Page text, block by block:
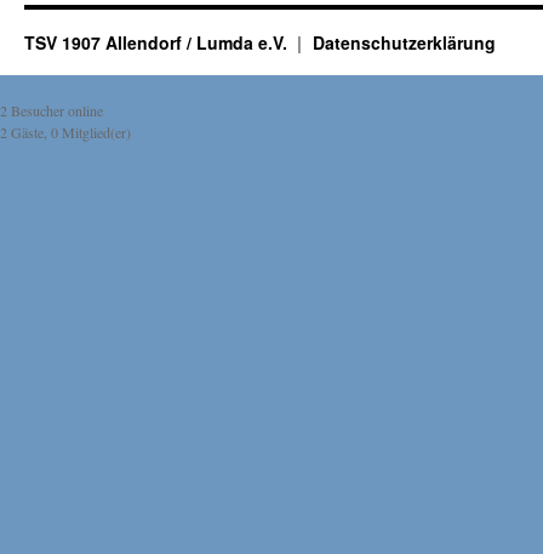
TSV 1907 Allendorf / Lumda e.V. Datenschutzerklärung
2 Besucher online
2 Gäste, 0 Mitglied(er)